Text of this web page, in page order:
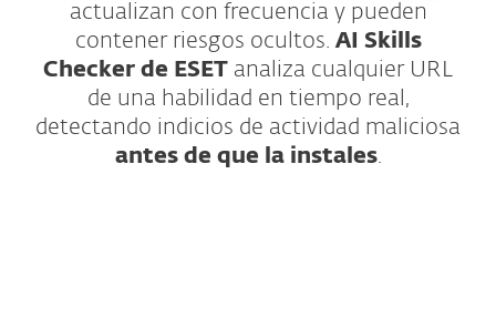
actualizan con frecuencia y pueden
contener riesgos ocultos. AI Skills
Checker de ESET analiza cualquier URL
de una habilidad en tiempo real,
detectando indicios de actividad maliciosa
antes de que la instales.